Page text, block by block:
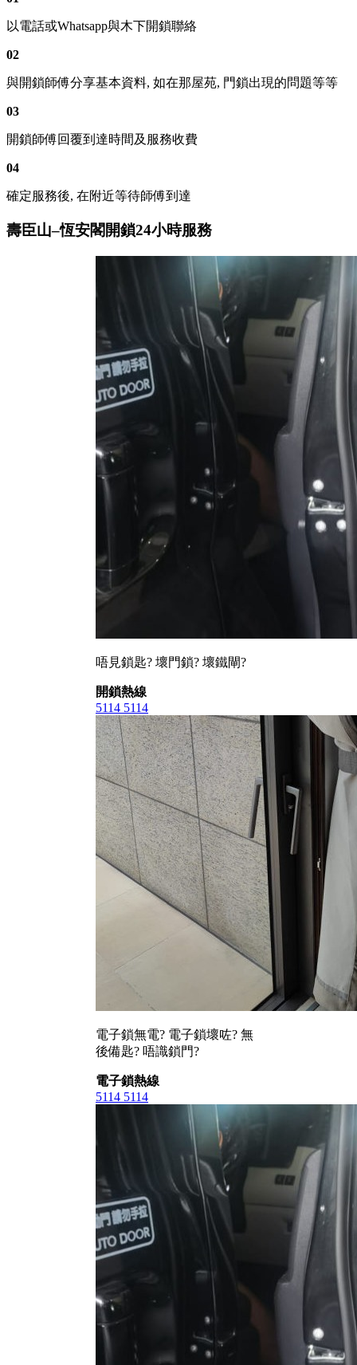
以電話或Whatsapp與木下開鎖聯絡
02
與開鎖師傅分享基本資料, 如在那屋苑, 門鎖出現的問題等等
03
開鎖師傅回覆到達時間及服務收費
04
確定服務後, 在附近等待師傅到達
壽臣山–恆安閣開鎖24小時服務
唔見鎖匙? 壞門鎖? 壞鐵閘?
開鎖熱線
5114 5114
電子鎖無電? 電子鎖壞咗? 無
後備匙? 唔識鎖門?
電子鎖熱線
5114 5114